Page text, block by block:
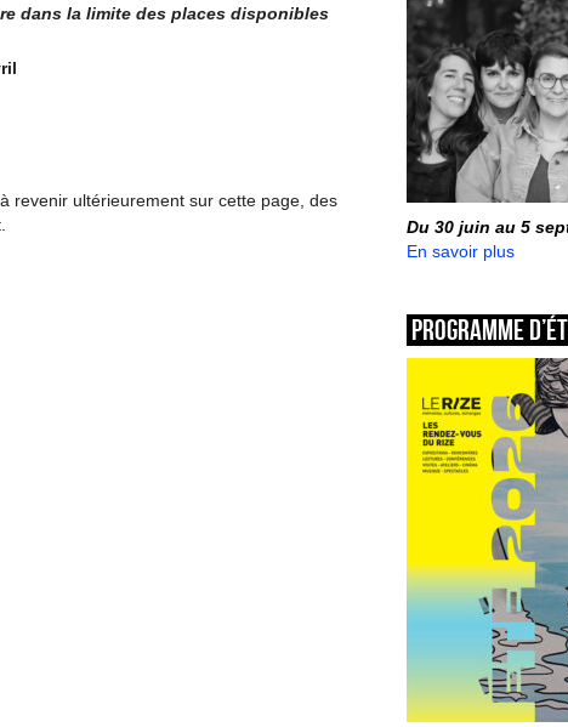
dans la limite des places disponibles
revenir ultérieurement sur cette page, des
Du 30 juin au 5
En savoir plus
Programme